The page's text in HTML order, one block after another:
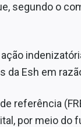
segundo o
Esh em
referência
por meio